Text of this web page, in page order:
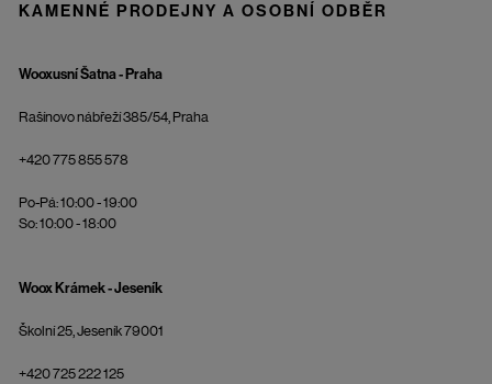
KAMENNÉ PRODEJNY A OSOBNÍ ODBĚR
Wooxusní Šatna - Praha
Rašínovo nábřeží 385/54, Praha
+420 775 855 578
Po-Pá: 10:00 - 19:00
So: 10:00 - 18:00
Woox Krámek - Jeseník
Školní 25, Jeseník 79001
+420 725 222 125